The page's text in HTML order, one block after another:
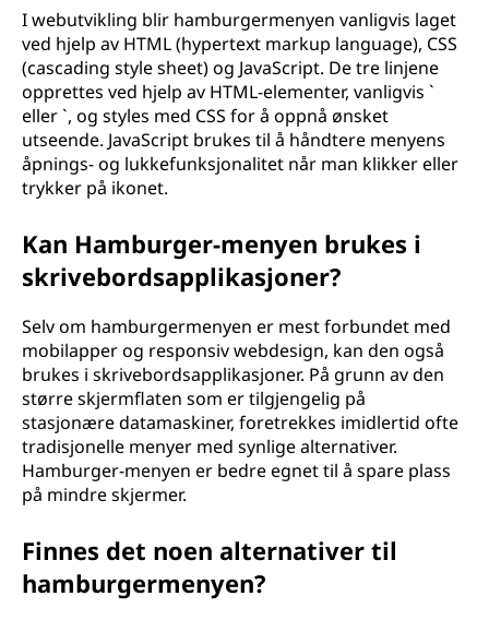
I webutvikling blir hamburgermenyen vanligvis laget
ved hjelp av HTML (hypertext markup language), CSS
(cascading style sheet) og JavaScript. De tre linjene
opprettes ved hjelp av HTML-elementer, vanligvis `
eller `, og styles med CSS for å oppnå ønsket
utseende. JavaScript brukes til å håndtere menyens
åpnings- og lukkefunksjonalitet når man klikker eller
trykker på ikonet.
Kan Hamburger-menyen brukes i
skrivebordsapplikasjoner?
Selv om hamburgermenyen er mest forbundet med
mobilapper og responsiv webdesign, kan den også
brukes i skrivebordsapplikasjoner. På grunn av den
større skjermflaten som er tilgjengelig på
stasjonære datamaskiner, foretrekkes imidlertid ofte
tradisjonelle menyer med synlige alternativer.
Hamburger-menyen er bedre egnet til å spare plass
på mindre skjermer.
Finnes det noen alternativer til
hamburgermenyen?